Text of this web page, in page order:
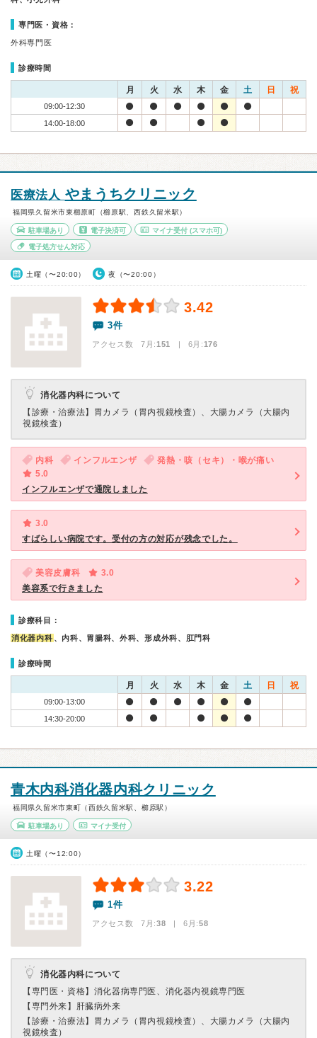
専門医・資格：
外科専門医
診療時間
月 火 水 木 金 土 日 祝
09:00-12:30
14:00-18:00
医療法人 やまうちクリニック
福岡県久留米市東櫛原町（櫛原駅、西鉄久留米駅）
駐車場あり 電子決済可 マイナ受付 (スマホ可)
電子処方せん対応
土曜（〜20:00） 夜（〜20:00）
3.42
3件
アクセス数 7月:151 | 6月:176
消化器内科について
【診療・治療法】 胃カメラ（胃内視鏡検査）、大腸カメラ（大腸内
視鏡検査）
内科 インフルエンザ
発熱・咳（セキ）・喉が痛い
5.0
インフルエンザで通院しました
3.0
すばらしい病院です。受付の方の対応が残念でした。
美容皮膚科
3.0
美容系で行きました
診療科目：
消化器内科 、内科、胃腸科、外科、形成外科、肛門科
診療時間
月 火 水 木 金 土 日 祝
09:00-13:00
14:30-20:00
青木内科消化器内科クリニック
福岡県久留米市東町（西鉄久留米駅、櫛原駅）
駐車場あり マイナ受付
土曜（〜12:00）
3.22
1件
アクセス数 7月:38 | 6月:58
消化器内科について
【専門医・資格】 消化器病専門医、消化器内視鏡専門医
【専門外来】 肝臓病外来
【診療・治療法】 胃カメラ（胃内視鏡検査）、大腸カメラ（大腸内
視鏡検査）